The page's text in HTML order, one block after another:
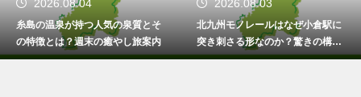
2026.08.04
糸島の温泉が持つ人気の泉質とそ
の特徴とは？週末の癒やし旅案内
2026.08.03
北九州モノレールはなぜ小倉駅に
突き刺さる形なのか？驚きの構
造！